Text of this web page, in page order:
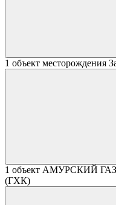
1 объект месторождения
1 объект АМУРСКИЙ
(ГХК)